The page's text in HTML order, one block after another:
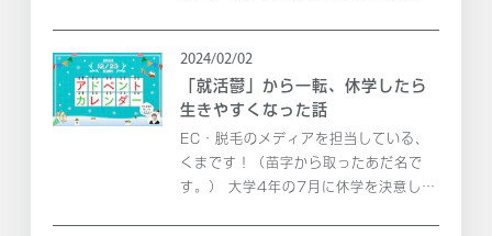
7月に休学をしたの？遅くない？」 いい
え、そんなことはあ...
2024/02/02
「就活鬱」から一転、休学したら
生きやすくなった話
EC・脱毛のメディアを担当している、
くまです！（苗字から取ったあだ名で
す。） 大学4年の7月に休学を決意し、